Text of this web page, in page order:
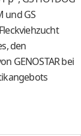
und GS
den
GENOSTAR bei